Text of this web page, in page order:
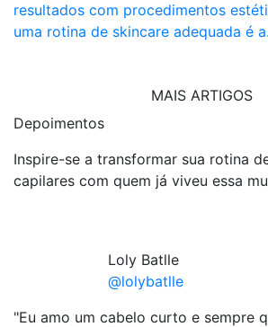
resultados com procedimentos
uma rotina de skincare adequada é
MAIS ARTIGOS
Depoimentos
Inspire-se a transformar sua rotina
capilares com quem já viveu essa
Loly Batlle
@lolybatlle
"Eu amo um cabelo curto e sempre